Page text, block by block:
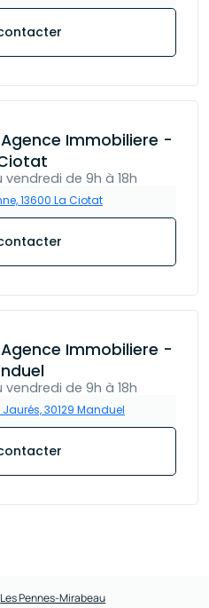
de 9h à 18h
13600 La Ciotat
de 9h à 18h
30129 Manduel
Les Pennes-Mirabeau